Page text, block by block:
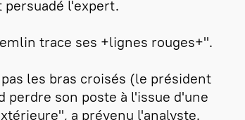
persuadé l'expert.
trace ses +lignes rouges+".
les bras croisés (le président
perdre son poste à l'issue d'une
a prévenu l'analyste.